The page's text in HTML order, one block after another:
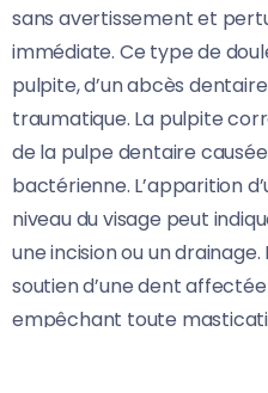
sans avertissement et
immédiate. Ce type de
pulpite, d’un abcès
traumatique. La pulpite
de la pulpe dentaire
bactérienne. L’apparition
niveau du visage peut
une incision ou un
soutien d’une dent
empêchant toute